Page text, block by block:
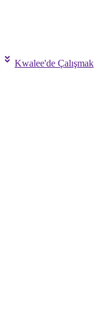
Kwalee'de Çalışmak